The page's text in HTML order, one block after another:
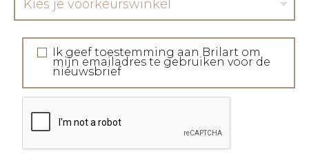
Kies je voorkeurswinkel
Ik geef toestemming aan Brilart om
mijn emailadres te gebruiken voor de
nieuwsbrief